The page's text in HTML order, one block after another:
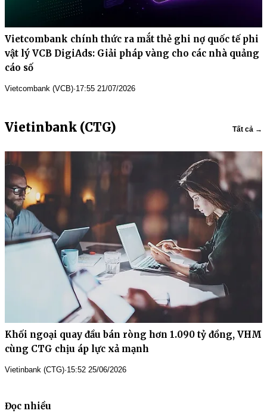
Vietcombank chính thức ra mắt thẻ ghi nợ quốc tế phi
vật lý VCB DigiAds: Giải pháp vàng cho các nhà quảng
cáo số
Vietcombank (VCB)·17:55 21/07/2026
Vietinbank (CTG) Tất cả →
Khối ngoại quay đầu bán ròng hơn 1.090 tỷ đồng, VHM
cùng CTG chịu áp lực xả mạnh
Vietinbank (CTG)·15:52 25/06/2026
Đọc nhiều